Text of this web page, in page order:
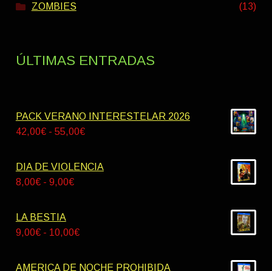
ZOMBIES (13)
ÚLTIMAS ENTRADAS
PACK VERANO INTERESTELAR 2026
42,00€ - 55,00€Rango
precios:
DIA DE VIOLENCIA
8,00€ - 9,00€Rango
desde
LA BESTIA
9,00€ - 10,00€Rango
precios:
AMERICA DE NOCHE PROHIBIDA